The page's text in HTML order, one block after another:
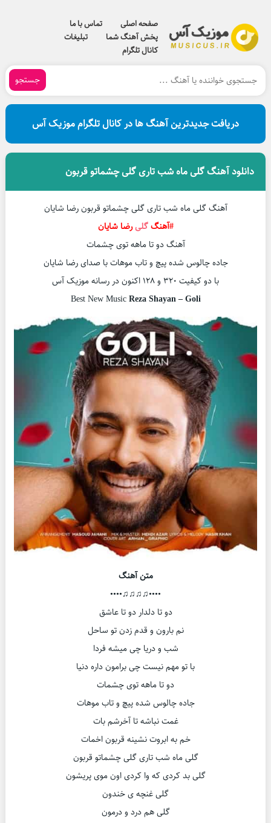
صفحه اصلی
تماس با ما
پخش آهنگ شما
تبلیغات
کانال تلگرام
جستجو
دریافت جدیدترین آهنگ ها در کانال تلگرام موزیک آس
دانلود آهنگ گلی ماه شب تاری گلی چشماتو قربون
آهنگ گلی ماه شب تاری گلی چشماتو قربون رضا شایان
#آهنگگلیرضا شایان
آهنگ دو تا ماهه توی چشمات
جاده چالوس شده پیچ و تاب موهات با صدای رضا شایان
با دو کیفیت ۳۲۰ و ۱۲۸ اکنون در رسانه موزیک آس
Best New MusicReza Shayan – Goli
متن آهنگ
••••♫♫♫♫••••
دو تا دلدار دو تا عاشق
نم بارون و قدم زدن تو ساحل
شب و دریا چی میشه فردا
با تو مهم نیست چی برامون داره دنیا
دو تا ماهه توی چشمات
جاده چالوس شده پیچ و تاب موهات
غمت نباشه تا آخرشم بات
خم به ابروت نشینه قربون اخمات
گلی ماه شب تاری گلی چشماتو قربون
گلی بد کردی که وا کردی اون موی پریشون
گلی غنچه ی خندون
گلی هم درد و درمون